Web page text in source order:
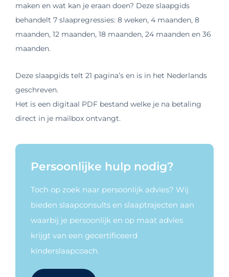
maken en wat kan je eraan doen? Deze slaapgids
behandelt 7 slaapregressies: 8 weken, 4 maanden, 8
maanden, 12 maanden, 18 maanden, 24 maanden en 36
maanden.
Deze slaapgids telt 21 pagina’s en is in het Nederlands
geschreven.
Het is een digitaal PDF bestand welke je na betaling
direct in je mailbox ontvangt.
Persoonlijke hulp nodig?
Toch op zoek naar persoonlijk advies? Wij
bieden slaapconsults en slaaptrajecten aan
waarbij je persoonlijk en op maat advies
krijgt van een gecertificeerd
kinderslaapcoach.